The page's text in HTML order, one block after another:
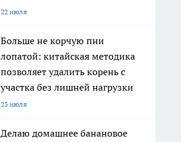
22 июля
Больше не корчую пни
лопатой: китайская методика
позволяет удалить корень с
участка без лишней нагрузки
23 июля
Делаю домашнее банановое